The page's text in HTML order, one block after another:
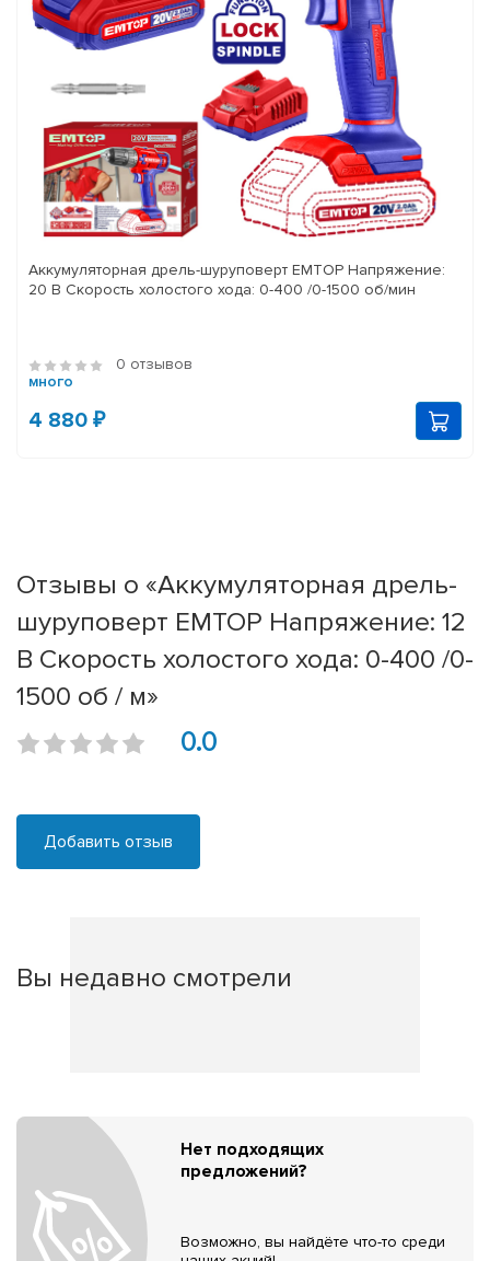
Аккумуляторная дрель-шуруповерт EMTOP Напряжение:
20 В Скорость холостого хода: 0-400 /0-1500 об/мин
0 отзывов
много
4 880 ₽
Отзывы о «Аккумуляторная дрель-
шуруповерт EMTOP Напряжение: 12
В Скорость холостого хода: 0-400 /0-
1500 об / м»
0.0
Добавить отзыв
Вы недавно смотрели
Нет подходящих
предложений?
Возможно, вы найдёте что-то среди